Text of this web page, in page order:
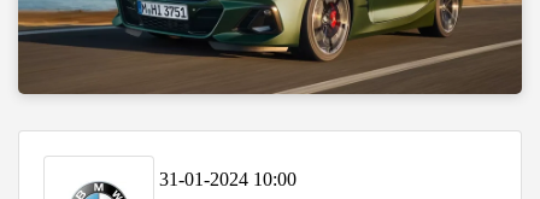
31-01-2024 10:00